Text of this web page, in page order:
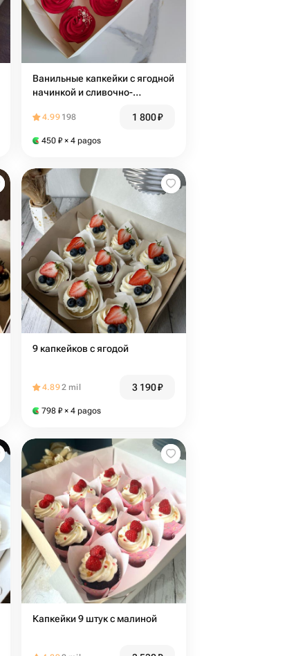
Ванильные капкейки с ягодной
начинкой и сливочно-
4.99 198 1 800₽
450 ₽ × 4 pagos
9 капкейков с ягодой
4.892 mil 3 190₽
798 ₽ × 4 pagos
Капкейки 9 штук с малиной